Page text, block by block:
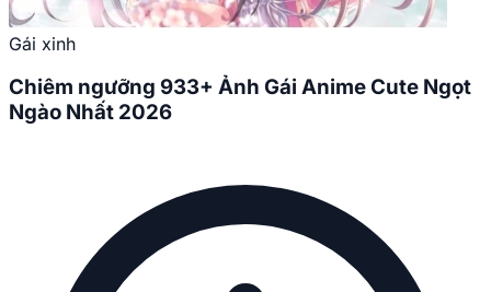
Gái xinh
Chiêm ngưỡng 933+ Ảnh Gái Anime Cute Ngọt
Ngào Nhất 2026